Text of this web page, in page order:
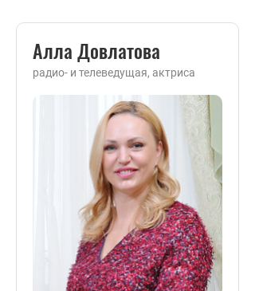
Алла Довлатова
радио- и телеведущая, актриса